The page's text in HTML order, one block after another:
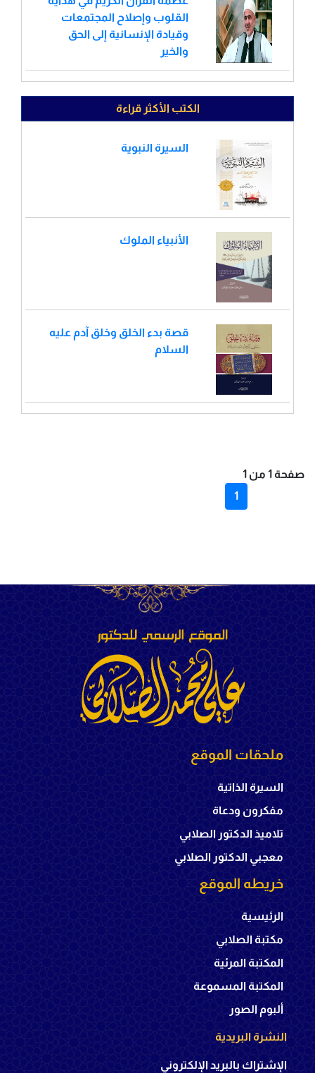
القلوب وإصلاح المجتمعات
وقيادة الإنسانية إلى الحق
والخير
الكتب الأكثر قراءة
السيرة النبوية
الأنبياء الملوك
قصة بدء الخلق وخلق آدم عليه
السلام
صفحة 1 من 1
1
ملحقات الموقع
السيرة الذاتية
مفكرون ودعاة
تلاميذ الدكتور الصلابي
معجبي الدكتور الصلابي
خريطه الموقع
الرئيسية
مكتبة الصلابي
المكتبة المرئية
المكتبة المسموعة
ألبوم الصور
النشرة البريدية
الإشتراك بالبريد الإلكتروني